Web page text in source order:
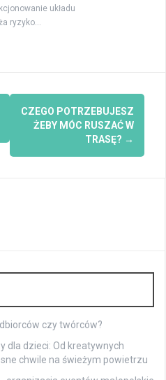
układu
ryzyko...
CZEGO POTRZEBUJESZ
ŻEBY MÓC RUSZAĆ W
TRASĘ? →
czy twórców?
dla dzieci: Od kreatywnych
chwile na świeżym powietrzu